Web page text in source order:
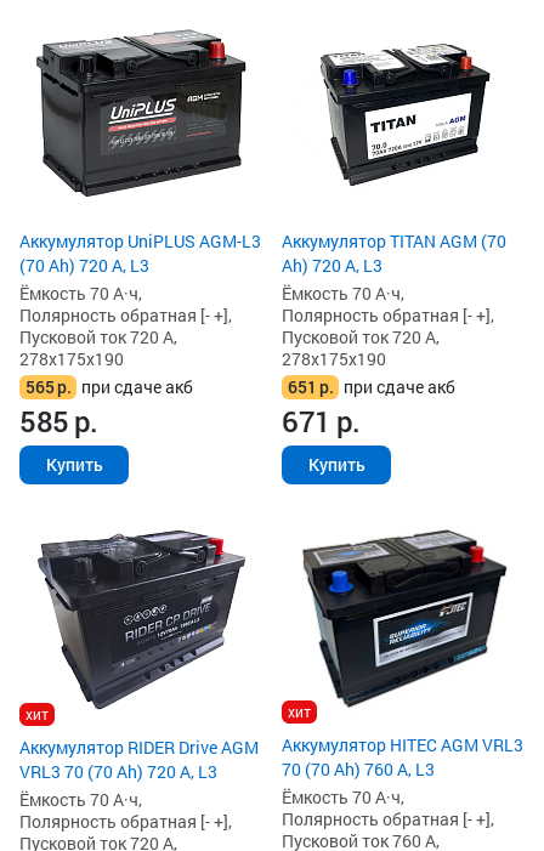
Аккумулятор UniPLUS AGM-L3
(70 Ah) 720 А, L3
Ёмкость 70 А·ч,
Полярность обратная [- +],
Пусковой ток 720 А,
278x175x190
565р. при сдаче акб
585р.
Купить
Аккумулятор TITAN AGM (70
Ah) 720 А, L3
Ёмкость 70 А·ч,
Полярность обратная [- +],
Пусковой ток 720 А,
278x175x190
651 р. при сдаче акб
671 р.
Купить
хит
Аккумулятор RIDER Drive AGM
VRL3 70 (70 Ah) 720 А, L3
Ёмкость 70 А·ч,
Полярность обратная [- +],
Пусковой ток 720 А,
хит
Аккумулятор HITEC AGM VRL3
70 (70 Ah) 760 А, L3
Ёмкость 70 А·ч,
Полярность обратная [- +],
Пусковой ток 760 А,